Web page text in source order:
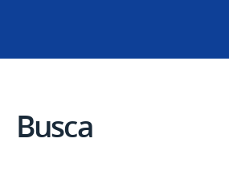
Busca